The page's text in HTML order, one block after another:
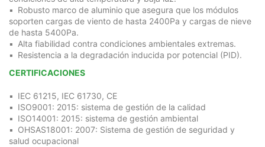
Robusto marco de aluminio que asegura que los módulos
soporten cargas de viento de hasta 2400Pa y cargas de nieve
de hasta 5400Pa.
Alta fiabilidad contra condiciones ambientales extremas.
Resistencia a la degradación inducida por potencial (PID).
CERTIFICACIONES
IEC 61215, IEC 61730, CE
ISO9001: 2015: sistema de gestión de la calidad
ISO14001: 2015: sistema de gestión ambiental
OHSAS18001: 2007: Sistema de gestión de seguridad y
salud ocupacional